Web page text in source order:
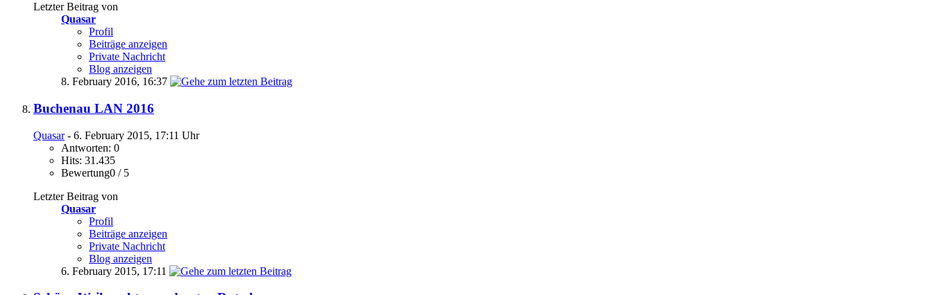
Letzter Beitrag von
Quasar
Profil
Beiträge anzeigen
Private Nachricht
Blog anzeigen
8. February 2016, 16:37
Buchenau LAN 2016
Quasar- 6. February 2015, 17:11 Uhr
Antworten: 0
Hits: 31.435
Bewertung0 / 5
Letzter Beitrag von
Quasar
Profil
Beiträge anzeigen
Private Nachricht
Blog anzeigen
6. February 2015, 17:11